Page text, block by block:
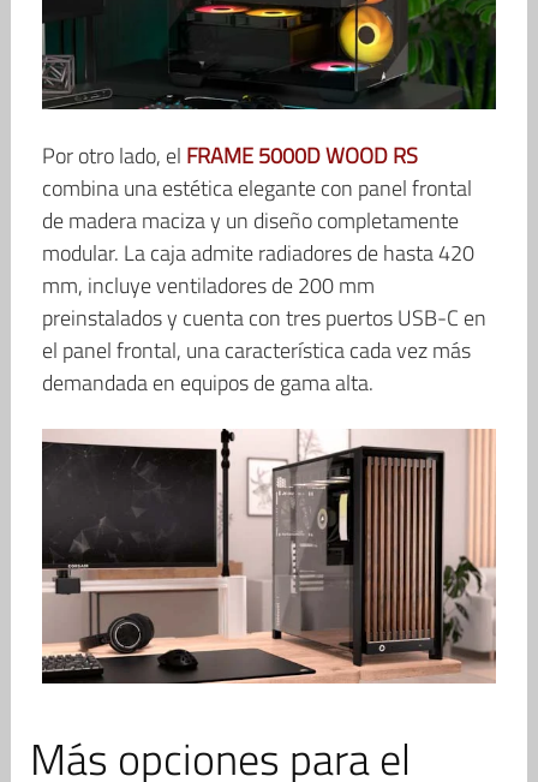
Por otro lado, el FRAME 5000D WOOD RS
combina una estética elegante con panel frontal
de madera maciza y un diseño completamente
modular. La caja admite radiadores de hasta 420
mm, incluye ventiladores de 200 mm
preinstalados y cuenta con tres puertos USB-C en
el panel frontal, una característica cada vez más
demandada en equipos de gama alta.
Más opciones para el